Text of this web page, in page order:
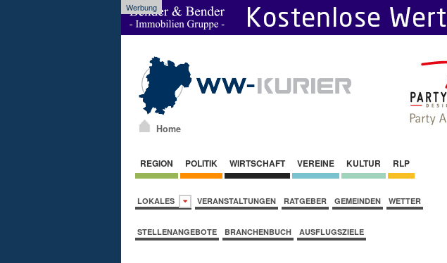
Werbung
Home
REGION POLITIK WIRTSCHAFT VEREINE KULTUR RLP
LOKALES VERANSTALTUNGEN RATGEBER GEMEINDEN WETTER
STELLENANGEBOTE BRANCHENBUCH AUSFLUGSZIELE